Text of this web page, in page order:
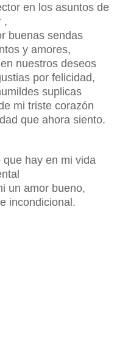
en los asuntos de
,
buenas sendas
y amores,
nuestros deseos
por felicidad,
suplicas
mi triste corazón
que ahora siento.
hay en mi vida
un amor bueno,
incondicional.